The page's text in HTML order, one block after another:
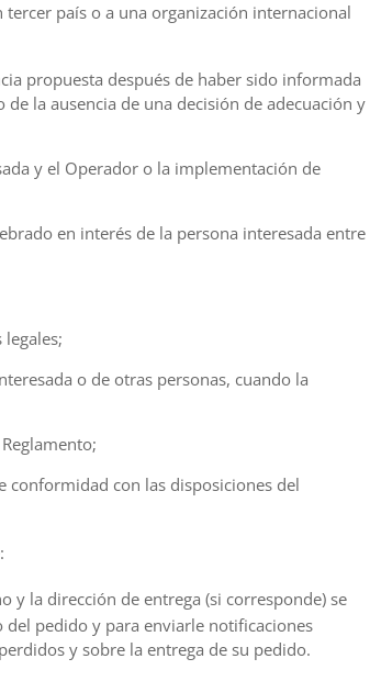
país o a una organización internacional
propuesta después de haber sido informada
la ausencia de una decisión de adecuación y
y el Operador o la implementación de
en interés de la persona interesada entre
o de otras personas, cuando la
conformidad con las disposiciones del
y la dirección de entrega (si corresponde) se
del pedido y para enviarle notificaciones
y sobre la entrega de su pedido.